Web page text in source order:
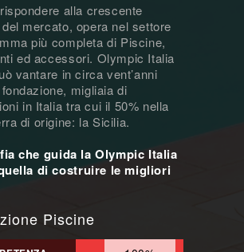
alla crescente
mercato, opera nel settore
più completa di Piscine,
ed accessori. Olympic Italia
vantare in circa vent’anni
migliaia di
in Italia tra cui il 50% nella
di origine: la Sicilia.
che guida la Olympic Italia
di costruire le migliori
Piscine